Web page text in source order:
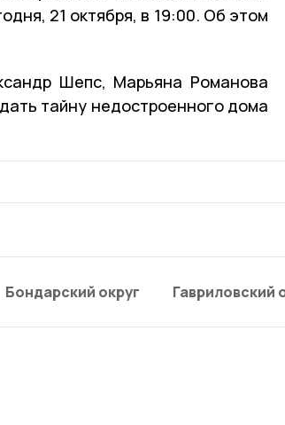
21 октября, в 19:00. Об этом
Шепс, Марьяна Романова
тайну недостроенного дома
Бондарский округ Гавриловский